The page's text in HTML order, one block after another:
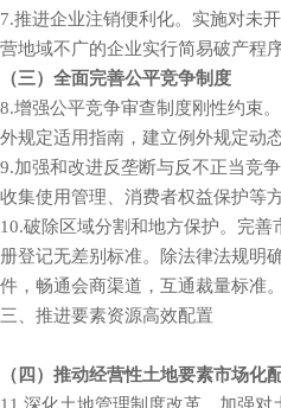
7.推进企业注销便利化。实施对未
营地域不广的企业实行简易破产程
（三）全面完善公平竞争制度
8.增强公平竞争审查制度刚性约束
外规定适用指南，建立例外规定
9.加强和改进反垄断与反不正当竞
收集使用管理、消费者权益保护等方
10.破除区域分割和地方保护。完
册登记无差别标准。除法律法规明
件，畅通会商渠道，互通裁量标准。
三、推进要素资源高效配置
（四）推动经营性土地要素市场化